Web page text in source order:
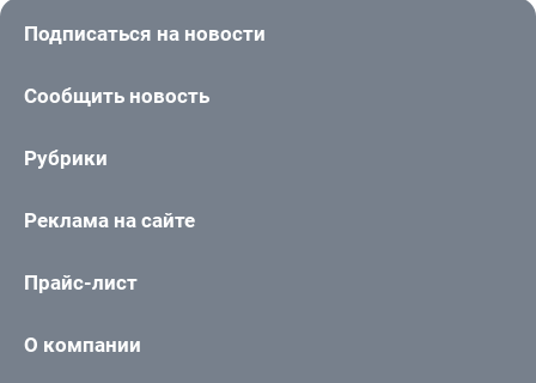
Подписаться на новости
Сообщить новость
Рубрики
Реклама на сайте
Прайс-лист
О компании